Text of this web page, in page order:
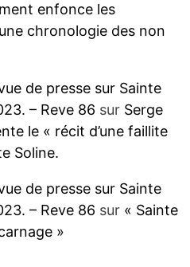
enfonce les
chronologie des non
de presse sur Sainte
– Reve 86 sur Serge
le « récit d’une faillite
Soline.
de presse sur Sainte
– Reve 86 sur « Sainte
»